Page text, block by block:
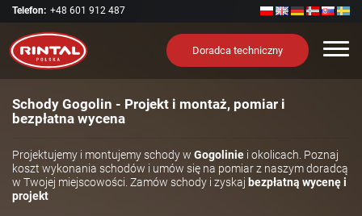
Telefon: +48 601 912 487
Doradca techniczny
Schody Gogolin - Projekt i montaż, pomiar i
bezpłatna wycena
Projektujemy i montujemy schody w Gogolinie i okolicach. Poznaj
koszt wykonania schodów i umów się na pomiar z naszym doradcą
w Twojej miejscowości. Zamów schody i zyskaj bezpłatną wycenę i
projekt